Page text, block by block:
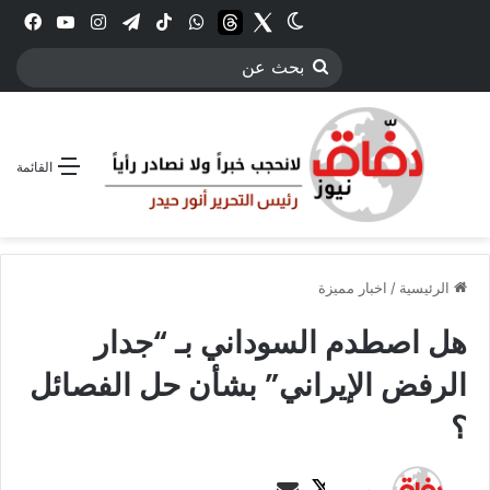
انستقرامتيلقرام‫TikTokواتسابthreadsTwitter
الوضع المظلم
بحث
القائمة
الرئيسية / اخبار مميزة
هل اصطدم السوداني بـ “جدار
الرفض الإيراني” بشأن حل الفصائل
؟